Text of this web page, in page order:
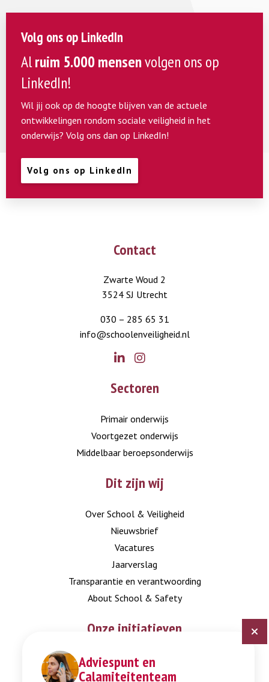
Adviespunt en
Calamiteitenteam
Volg ons op LinkedIn
Alruim 5.000 mensenvolgen ons op
LinkedIn!
Wil jij ook op de hoogte blijven van de actuele
ontwikkelingen rondom sociale veiligheid in het
onderwijs? Volg ons dan op LinkedIn!
Volg ons op LinkedIn
Contact
Zwarte Woud 2
3524 SJ Utrecht
030 – 285 65 31
info@schoolenveiligheid.nl
Sectoren
Primair onderwijs
Voortgezet onderwijs
Middelbaar beroepsonderwijs
Dit zijn wij
Over School & Veiligheid
Nieuwsbrief
Vacatures
Jaarverslag
Transparantie en verantwoording
About School & Safety
Onze initiatieven
Digitaal Veiligheidsplan
Expertisepunt Burgerschap